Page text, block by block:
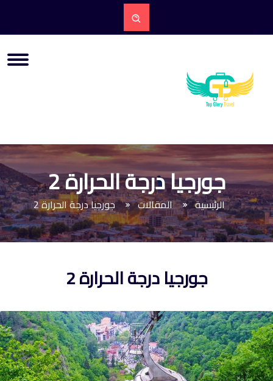
جورجيا درجة الحرارة 2
الرئيسية المقالات جورجيا درجة الحرارة 2
جورجيا درجة الحرارة 2